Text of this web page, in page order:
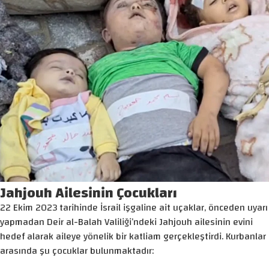
Jahjouh Ailesinin Çocukları
22 Ekim 2023 tarihinde İsrail işgaline ait uçaklar, önceden uyarı
yapmadan Deir al-Balah Valiliği’ndeki Jahjouh ailesinin evini
hedef alarak aileye yönelik bir katliam gerçekleştirdi. Kurbanlar
arasında şu çocuklar bulunmaktadır: